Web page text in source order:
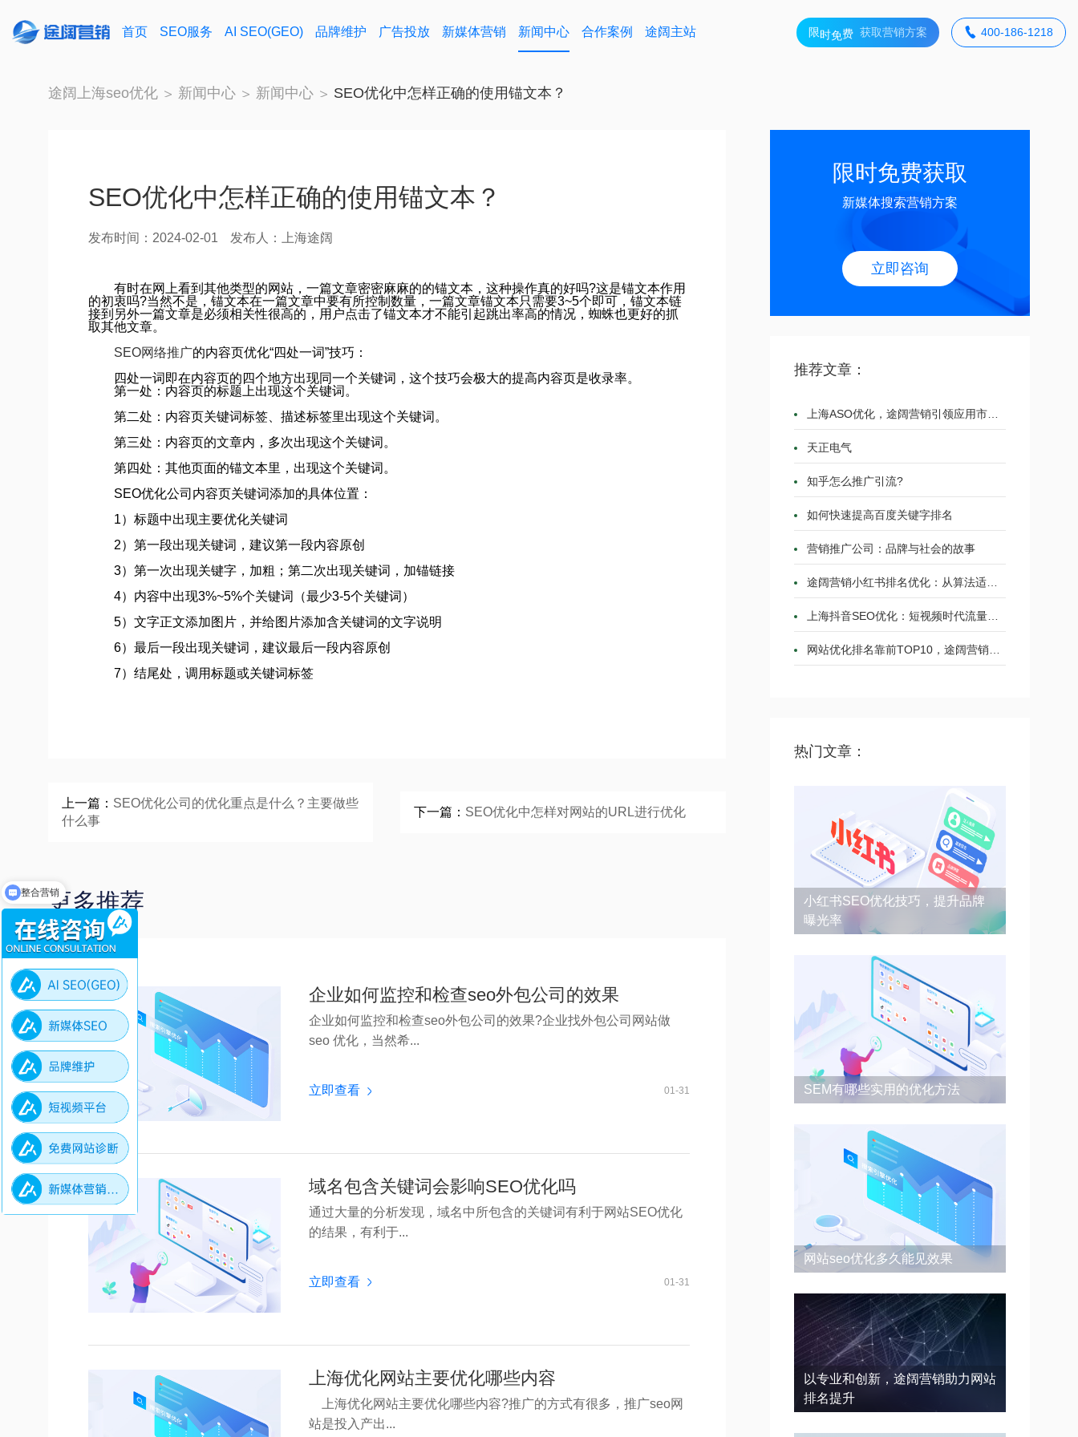
首页 SEO服务 AI SEO(GEO) 品牌维护 广告投放 新媒体营销 新闻中心 合作案例 途阔主站 限时免费 获取营销方案  400-186-1218
途阔上海seo优化 新闻中心 新闻中心 SEO优化中怎样正确的使用锚文本？
SEO优化中怎样正确的使用锚文本？
发布时间：2024-02-01 发布人：上海途阔
有时在网上看到其他类型的网站，一篇文章密密麻麻的的锚文本，这种操作真的好吗?这是锚文本作用
的初衷吗?当然不是，锚文本在一篇文章中要有所控制数量，一篇文章锚文本只需要3~5个即可，锚文本链
接到另外一篇文章是必须相关性很高的，用户点击了锚文本才不能引起跳出率高的情况，蜘蛛也更好的抓
取其他文章。
SEO网络推广的内容页优化“四处一词”技巧：
四处一词即在内容页的四个地方出现同一个关键词，这个技巧会极大的提高内容页是收录率。
第一处：内容页的标题上出现这个关键词。
第二处：内容页关键词标签、描述标签里出现这个关键词。
第三处：内容页的文章内，多次出现这个关键词。
第四处：其他页面的锚文本里，出现这个关键词。
SEO优化公司内容页关键词添加的具体位置：
1）标题中出现主要优化关键词
2）第一段出现关键词，建议第一段内容原创
3）第一次出现关键字，加粗；第二次出现关键词，加锚链接
4）内容中出现3%~5%个关键词（最少3-5个关键词）
5）文字正文添加图片，并给图片添加含关键词的文字说明
6）最后一段出现关键词，建议最后一段内容原创
7）结尾处，调用标题或关键词标签
上一篇： SEO优化公司的优化重点是什么？主要做些
什么事
下一篇： SEO优化中怎样对网站的URL进行优化
更多推荐
企业如何监控和检查seo外包公司的效果
企业如何监控和检查seo外包公司的效果?企业找外包公司网站做
seo 优化，当然希...
立即查看 01-31
域名包含关键词会影响SEO优化吗
通过大量的分析发现，域名中所包含的关键词有利于网站SEO优化
的结果，有利于...
立即查看 01-31
上海优化网站主要优化哪些内容
上海优化网站主要优化哪些内容?推广的方式有很多，推广seo网
站是投入产出...
限时免费获取
新媒体搜索营销方案
立即咨询
推荐文章：
上海ASO优化，途阔营销引领应用市场的蓝海战略
天正电气
知乎怎么推广引流?
如何快速提高百度关键字排名
营销推广公司：品牌与社会的故事
途阔营销小红书排名优化：从算法适配到流量霸
上海抖音SEO优化：短视频时代流量增长的必修课
网站优化排名靠前TOP10，途阔营销从策略到实践的
热门文章：
小红书SEO优化技巧，提升品牌
曝光率
SEM有哪些实用的优化方法
网站seo优化多久能见效果
以专业和创新，途阔营销助力网站
排名提升
整合营销
新媒体营销